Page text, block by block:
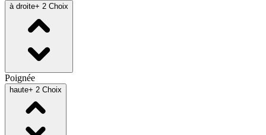
à droite+ 2 Choix
Poignée
haute+ 2 Choix